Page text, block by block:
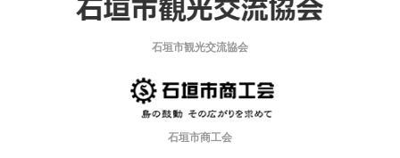
石垣市観光交流協会
石垣市商工会